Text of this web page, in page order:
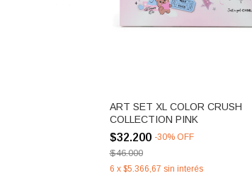
ART SET XL COLOR CRUSH
COLLECTION PINK
$32.200 -30% OFF
$46.000
6 x $5.366,67 sin interés